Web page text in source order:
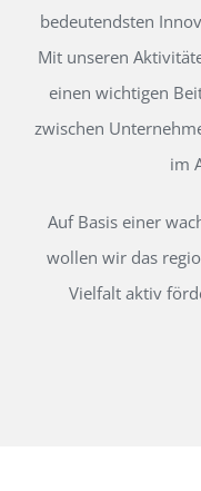
bedeutendsten
Mit unseren
einen wichtigen
zwischen
im
Auf Basis einer
wollen wir das
Vielfalt aktiv